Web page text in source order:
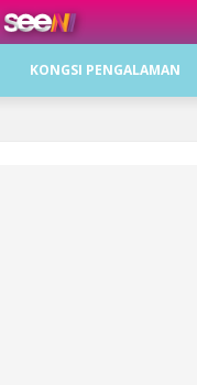
KONGSI PENGALAMAN